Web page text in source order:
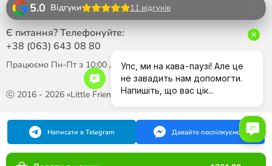
ⓒ 2016 - 2026 «Little Friend»
5.0 Відгуки 11 відгуків
Є питання? Телефонуйте:
+38 (063) 643 08 80
Працюємо Пн-Пт з 10:00 до 18:00
Написати в Telegram Давайте поспілкуємося